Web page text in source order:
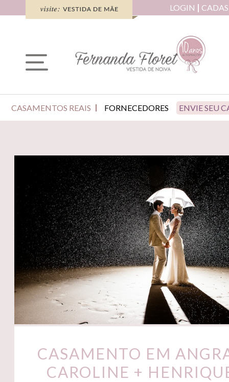
LOGIN
CASAMENTOS REAIS FORNECEDORES ENVIE SEU
CASAMENTO EM
CAROLINE +